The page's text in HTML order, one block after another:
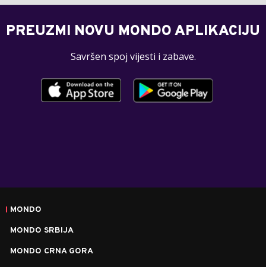
PREUZMI NOVU MONDO APLIKACIJU
Savršen spoj vijesti i zabave.
MONDO
MONDO SRBIJA
MONDO CRNA GORA